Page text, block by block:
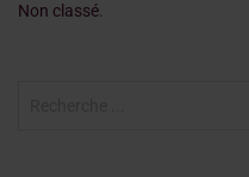
Non classé.